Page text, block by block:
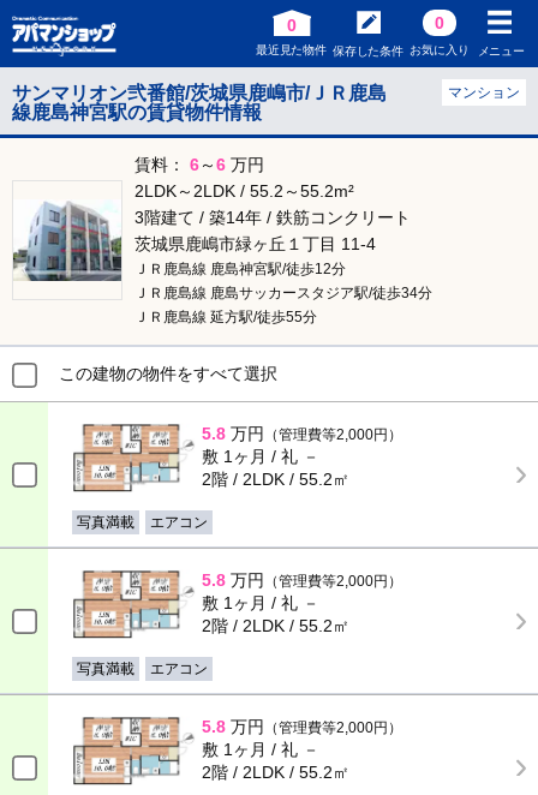
0
最近見た物件 保存した条件
0
お気に入り メニュー
サンマリオン弐番館/茨城県鹿嶋市/ＪＲ鹿島
線鹿島神宮駅の賃貸物件情報
マンション
賃料： 6～6 万円
2LDK～2LDK / 55.2～55.2m²
3階建て / 築14年 / 鉄筋コンクリート
茨城県鹿嶋市緑ヶ丘１丁目 11-4
ＪＲ鹿島線 鹿島神宮駅/徒歩12分
ＪＲ鹿島線 鹿島サッカースタジア駅/徒歩34分
ＪＲ鹿島線 延方駅/徒歩55分
この建物の物件をすべて選択
5.8 万円 （管理費等2,000円）
敷 1ヶ月 / 礼 －
2階 / 2LDK / 55.2㎡
写真満載 エアコン
5.8 万円 （管理費等2,000円）
敷 1ヶ月 / 礼 －
2階 / 2LDK / 55.2㎡
写真満載 エアコン
5.8 万円 （管理費等2,000円）
敷 1ヶ月 / 礼 －
2階 / 2LDK / 55.2㎡